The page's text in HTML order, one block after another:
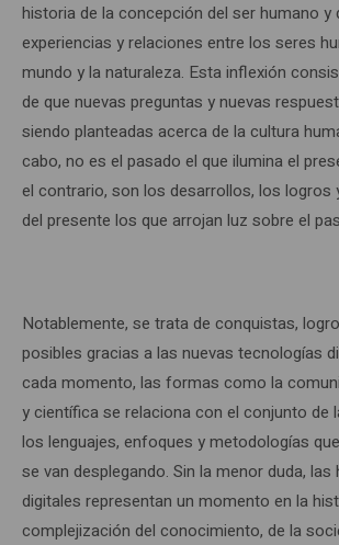
historia de la concepción del ser humano y
experiencias y relaciones entre los seres
mundo y la naturaleza. Esta inflexión
de que nuevas preguntas y nuevas
siendo planteadas acerca de la cultura
cabo, no es el pasado el que ilumina el
el contrario, son los desarrollos, los logros
del presente los que arrojan luz sobre el
Notablemente, se trata de conquistas,
posibles gracias a las nuevas tecnologías
cada momento, las formas como la
y científica se relaciona con el conjunto de
los lenguajes, enfoques y metodologías
se van desplegando. Sin la menor duda, las
digitales representan un momento en la
complejización del conocimiento, de la